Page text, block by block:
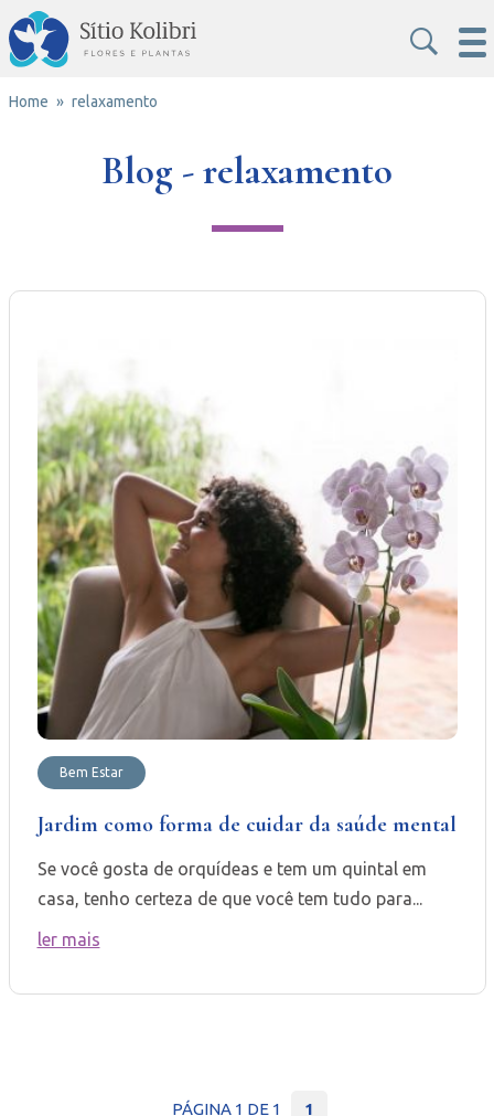
Home relaxamento
Blog - relaxamento
Bem Estar
Jardim como forma de cuidar da saúde mental
Se você gosta de orquídeas e tem um quintal em
casa, tenho certeza de que você tem tudo para...
ler mais
PÁGINA 1 DE 1 1